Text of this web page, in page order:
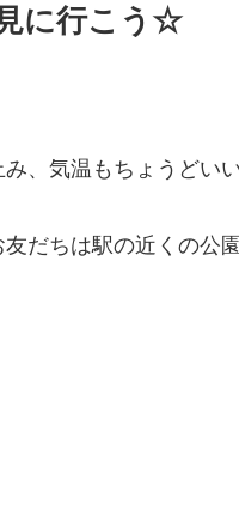
に行こう☆
、気温もちょうどい
だちは駅の近くの公